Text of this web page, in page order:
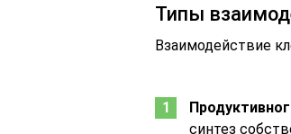
Типы
Взаимодействие
синтез